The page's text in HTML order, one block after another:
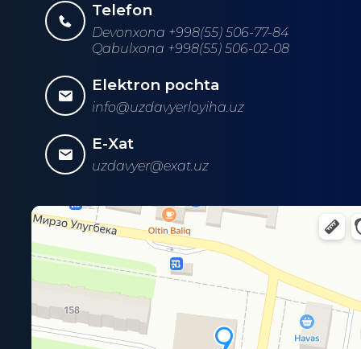
Telefon
Devonxona +998(55) 506-77-84
Qabulxona +998(55) 506-02-08
Elektron pochta
info@uzdavyerloyiha.uz
E-Xat
uzdavyer@exat.uz